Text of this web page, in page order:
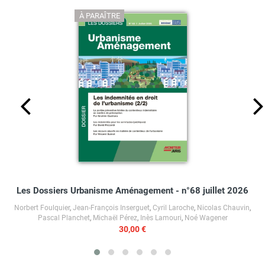
À PARAÎTRE
Les Dossiers Urbanisme Aménagement - n°68 juillet 2026
Norbert Foulquier, Jean-François Inserguet, Cyril Laroche, Nicolas Chauvin,
Pascal Planchet, Michaël Pérez, Inès Lamouri, Noé Wagener
30,00 €